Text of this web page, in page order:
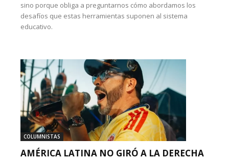
sino porque obliga a preguntarnos cómo abordamos los
desafíos que estas herramientas suponen al sistema
educativo.
COLUMNISTAS
AMÉRICA LATINA NO GIRÓ A LA DERECHA